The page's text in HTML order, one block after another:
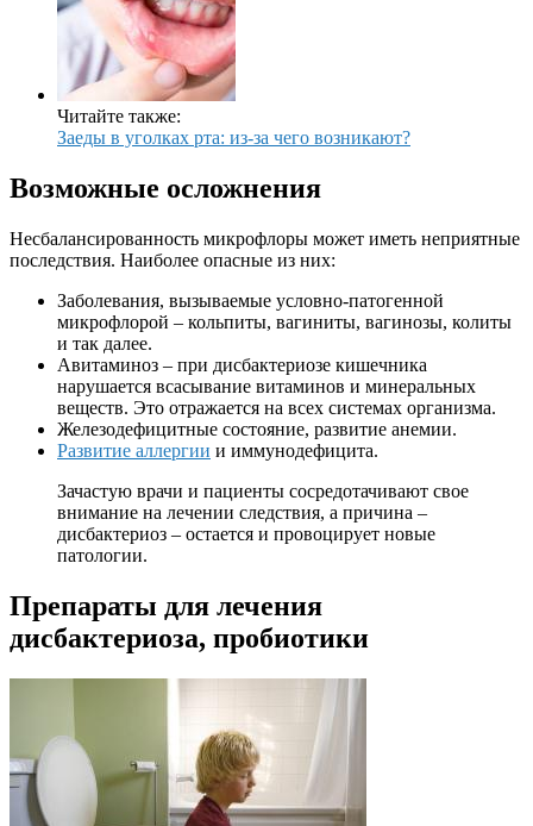
Читайте также:
Заеды в уголках рта: из-за чего возникают?
Возможные осложнения
Несбалансированность микрофлоры может иметь неприятные
последствия. Наиболее опасные из них:
Заболевания, вызываемые условно-патогенной
микрофлорой – кольпиты, вагиниты, вагинозы, колиты
и так далее.
Авитаминоз – при дисбактериозе кишечника
нарушается всасывание витаминов и минеральных
веществ. Это отражается на всех системах организма.
Железодефицитные состояние, развитие анемии.
Развитие аллергии и иммунодефицита.
Зачастую врачи и пациенты сосредотачивают свое
внимание на лечении следствия, а причина –
дисбактериоз – остается и провоцирует новые
патологии.
Препараты для лечения
дисбактериоза, пробиотики